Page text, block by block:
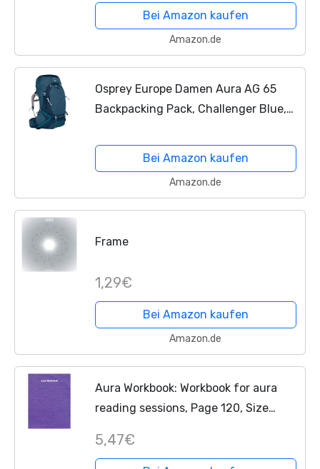
Bei Amazon kaufen
Amazon.de
Osprey Europe Damen Aura AG 65
Backpacking Pack, Challenger Blue,
Bei Amazon kaufen
Amazon.de
Frame
1,29€
Bei Amazon kaufen
Amazon.de
Aura Workbook: Workbook for aura
reading sessions, Page 120, Size
5,47€